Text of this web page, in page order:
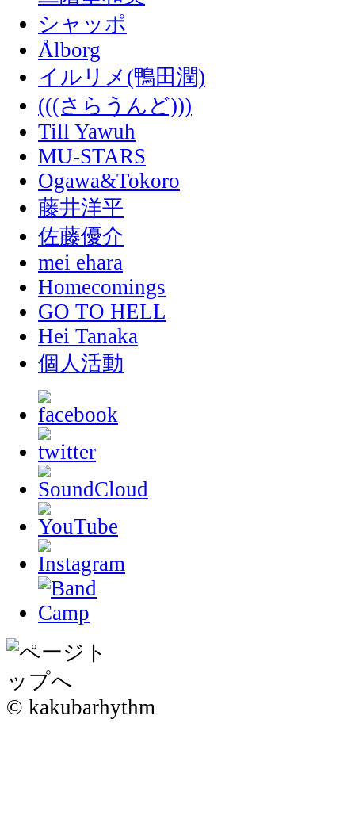
シャッポ
Ålborg
イルリメ(鴨田潤)
(((さらうんど)))
Till Yawuh
MU-STARS
Ogawa&Tokoro
藤井洋平
佐藤優介
mei ehara
Homecomings
GO TO HELL
Hei Tanaka
個人活動
© kakubarhythm